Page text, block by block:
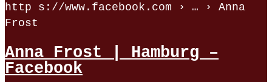
http s://www.facebook.com › … › Anna
Frost
Anna Frost | Hamburg –
Facebook